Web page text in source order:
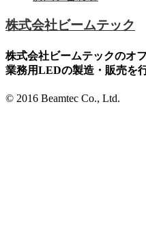
株式会社ビームテック
株式会社ビームテックのオ
業務用LEDの製造・販売を
© 2016 Beamtec Co., Ltd.